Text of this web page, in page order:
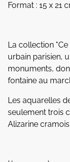
Format : 15 x 21
La collection
urbain parisien,
monuments,
fontaine au
Les aquarelles
seulement trois
Alizarine